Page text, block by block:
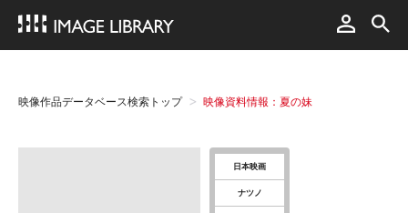
映像作品データベース検索トップ 映像資料情報：夏の妹
日本映画
ナツノ